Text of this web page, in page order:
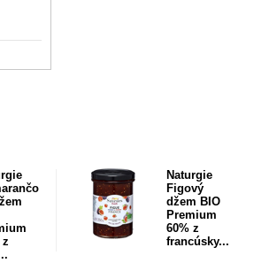
z
Naturgie
Figový
džem BIO
Premium
60% z
francúsky...